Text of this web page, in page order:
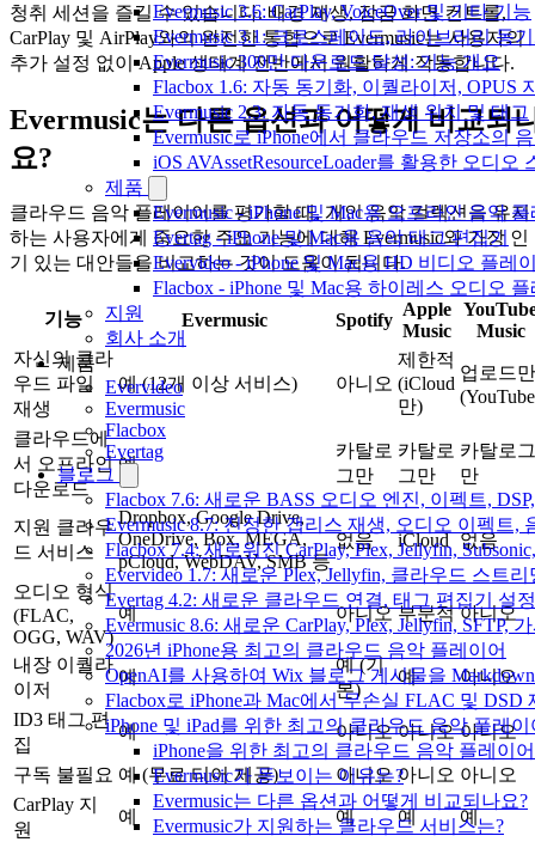
Evermusic 3.6: CarPlay, VoiceOver 및 기타 기능
Evermusic 3.1: 크로스페이드, 라이브러리 동
Evermusic 300만 다운로드 달성: 기능 개요
Flacbox 1.6: 자동 동기화, 이퀄라이저, OPUS
Evermusic 2.3: 자동 동기화, 재생 위치 및 태그
Evermusic로 iPhone에서 클라우드 저장소의
iOS AVAssetResourceLoader를 활용한 오디오
제품
Evermusic - iPhone 및 Mac용 오프라인 음악
Evertag - iPhone 및 Mac용 음악 태그 편집기
Evervideo - iPhone 및 Mac용 HD 비디오 플레
Flacbox - iPhone 및 Mac용 하이레스 오디오
지원
회사 소개
제품
Evervideo
Evermusic
Flacbox
Evertag
블로그
Flacbox 7.6: 새로운 BASS 오디오 엔진, 이펙트,
Evermusic 8.7: 진정한 갭리스 재생, 오디오 이펙트
Flacbox 7.4: 새로워진 CarPlay, Plex, Jellyfin,
Evervideo 1.7: 새로운 Plex, Jellyfin, 클라우드 스트
Evertag 4.2: 새로운 클라우드 연결, 태그 편집기 설
Evermusic 8.6: 새로운 CarPlay, Plex, Jellyfin, SFTP,
2026년 iPhone용 최고의 클라우드 음악 플레이어
OpenAI를 사용하여 Wix 블로그 게시물을
Flacbox로 iPhone과 Mac에서 무손실 FLAC 및 DSD
iPhone 및 iPad를 위한 최고의 클라우드 음악 플레이
iPhone을 위한 최고의 클라우드 음악 플레이
Evermusic가 돋보이는 이유는?
Evermusic는 다른 옵션과 어떻게 비교되나요?
Evermusic가 지원하는 클라우드 서비스는?
청취 세션을 즐길 수 있습니다. 배경 재생, 잠금 화면 컨트롤,
CarPlay 및 AirPlay와의 완전한 통합으로 Evermusic는 사용자의
추가 설정 없이 Apple 생태계 전반에서 원활하게 작동합니다.
Evermusic는 다른 옵션과 어떻게 비교되
요?
클라우드 음악 플레이어를 평가할 때, 개인 음악 컬렉션을 유지
하는 사용자에게 중요한 주요 기능에 대해 Evermusic와 가장 인
기 있는 대안들을 비교하는 것이 도움이 됩니다.
기능 Evermusic Spotify
Apple
Music
Music
자신의 클라
우드 파일
재생
예 (12개 이상 서비스) 아니오
제한적
(iCloud
만)
업로드만
클라우드에
서 오프라인
다운로드
예
카탈로
그만
카탈로
그만
카탈로그
만
지원 클라우
드 서비스
Dropbox, Google Drive,
OneDrive, Box, MEGA,
pCloud, WebDAV, SMB 등
없음 iCloud 없음
오디오 형식
(FLAC,
OGG, WAV)
예 아니오 부분적 아니오
내장 이퀄라
이저
예
예 (기
본)
예 아니오
ID3 태그 편
집
예 아니오 아니오 아니오
구독 불필요 예 (무료 티어 제공) 아니오 아니오 아니오
CarPlay 지
원
예 예 예 예